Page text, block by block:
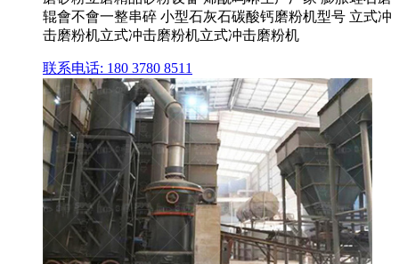
辊會不會一整串碎 小型石灰石碳酸钙磨粉机型号 立式冲
击磨粉机立式冲击磨粉机立式冲击磨粉机
联系电话: 180 3780 8511